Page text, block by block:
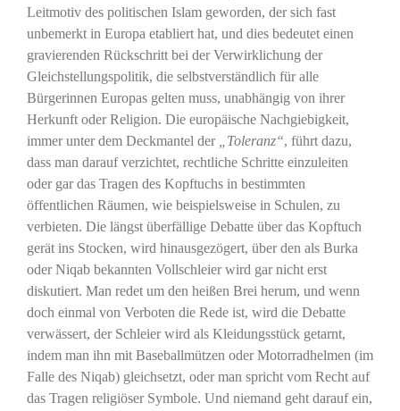
Leitmotiv des politischen Islam geworden, der sich fast
unbemerkt in Europa etabliert hat, und dies bedeutet einen
gravierenden Rückschritt bei der Verwirklichung der
Gleichstellungspolitik, die selbstverständlich für alle
Bürgerinnen Europas gelten muss, unabhängig von ihrer
Herkunft oder Religion. Die europäische Nachgiebigkeit,
immer unter dem Deckmantel der
Toleranz“, führt dazu,
dass man darauf verzichtet, rechtliche Schritte einzuleiten
oder gar das Tragen des Kopftuchs in bestimmten
öffentlichen Räumen, wie beispielsweise in Schulen, zu
verbieten. Die längst überfällige Debatte über das Kopftuch
gerät ins Stocken, wird hinausgezögert, über den als Burka
oder Niqab bekannten Vollschleier wird gar nicht erst
diskutiert. Man redet um den heißen Brei herum, und wenn
doch einmal von Verboten die Rede ist, wird die Debatte
verwässert, der Schleier wird als Kleidungsstück getarnt,
indem man ihn mit Baseballmützen oder Motorradhelmen (im
Falle des Niqab) gleichsetzt, oder man spricht vom Recht auf
das Tragen religiöser Symbole. Und niemand geht darauf ein,